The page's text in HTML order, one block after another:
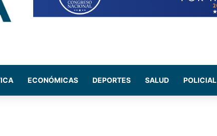
ECONÓMICAS DEPORTES SALUD POLICIAL